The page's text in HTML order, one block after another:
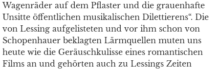
Wagenräder auf dem Pflaster und die grauenhafte
Unsitte öffentlichen musikalischen Dilettierens“. Die
von Lessing aufgelisteten und vor ihm schon von
Schopenhauer beklagten Lärmquellen muten uns
heute wie die Geräuschkulisse eines romantischen
Films an und gehörten auch zu Lessings Zeiten